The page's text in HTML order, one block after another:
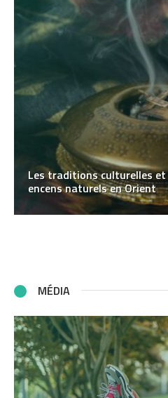
Les traditions culturelles
encens naturels en Orient
MÉDIA